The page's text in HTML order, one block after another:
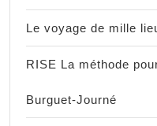
Le voyage de mille
RISE La méthode
Burguet-Journé